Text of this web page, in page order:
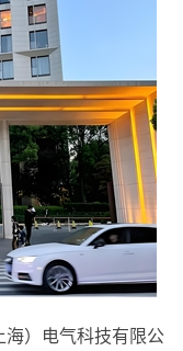
）电气科技有限公